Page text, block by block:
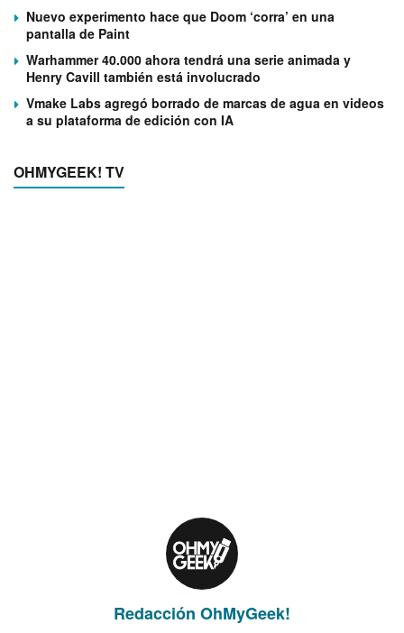
Nuevo experimento hace que Doom ‘corra’ en una
pantalla de Paint
Warhammer 40.000 ahora tendrá una serie animada y
Henry Cavill también está involucrado
Vmake Labs agregó borrado de marcas de agua en videos
a su plataforma de edición con IA
OHMYGEEK! TV
Redacción OhMyGeek!